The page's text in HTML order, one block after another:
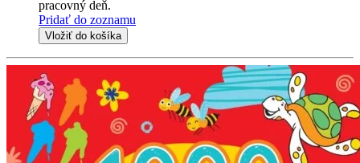
pracovný deň.
Pridať do zoznamu
Vložiť do košíka